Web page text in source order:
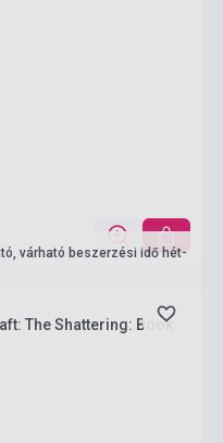
várható beszerzési idő hét-
The Shattering: Book